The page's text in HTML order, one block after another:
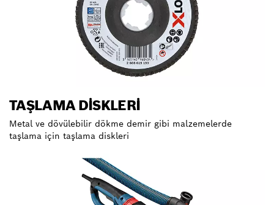
TAŞLAMA DISKLERI
Metal ve dövülebilir dökme demir gibi malzemelerde
taşlama için taşlama diskleri